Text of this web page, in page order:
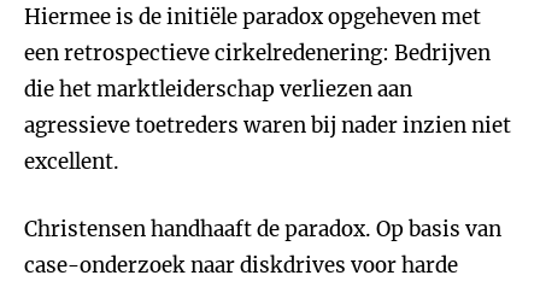
Hiermee is de initiële paradox opgeheven met
een retrospectieve cirkelredenering: Bedrijven
die het marktleiderschap verliezen aan
agressieve toetreders waren bij nader inzien niet
excellent.
Christensen handhaaft de paradox. Op basis van
case-onderzoek naar diskdrives voor harde